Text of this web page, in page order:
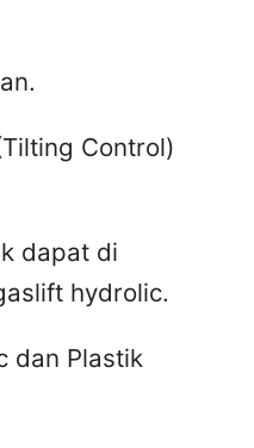
Control)
dapat di
hydrolic.
dan Plastik